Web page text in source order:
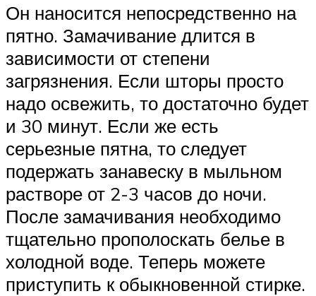
Он наносится непосредственно на
пятно. Замачивание длится в
зависимости от степени
загрязнения. Если шторы просто
надо освежить, то достаточно будет
и 30 минут. Если же есть
серьезные пятна, то следует
подержать занавеску в мыльном
растворе от 2-3 часов до ночи.
После замачивания необходимо
тщательно прополоскать белье в
холодной воде. Теперь можете
приступить к обыкновенной стирке.